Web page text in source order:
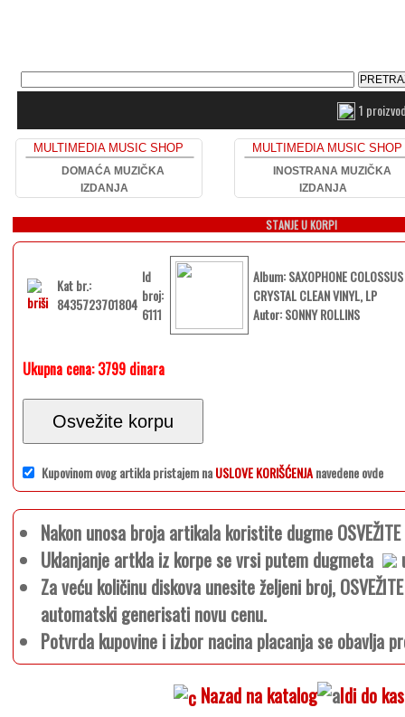
1
MULTIMEDIA MUSIC SHOP
DOMAĆA MUZIČKA
IZDANJA
MULTIMEDIA MUSIC SHOP
INOSTRANA MUZIČKA
IZDANJA
STANJE U KORPI
Kat br.:
8435723701804
Id
broj:
6111
Album: SAXOPHONE
CRYSTAL CLEAN VINYL, LP
Autor: SONNY ROLLINS
Ukupna cena:3799 dinara
Osvežite korpu
Kupovinom ovog artikla pristajem naUSLOVE KORIŠĆENJAnavedene ovde
Nakon unosa broja artikala koristite dugme OSVEŽITE
Uklanjanje artkla iz korpe se vrsi putem dugmeta
Za veću količinu diskova unesite željeni broj,
automatski generisati novu cenu.
Potvrda kupovine i izbor nacina placanja se obavlja
Nazad na katalog
Idi do